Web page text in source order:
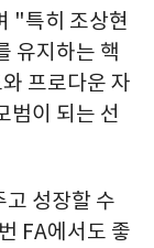
"특히 조상현
유지하는 핵
프로다운 자
범이 되는 선
성장할 수
FA에서도 좋